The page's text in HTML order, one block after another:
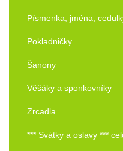
Písmenka, jména,
Pokladničky
Šanony
Věšáky a sponkovníky
Zrcadla
*** Svátky a oslavy ***